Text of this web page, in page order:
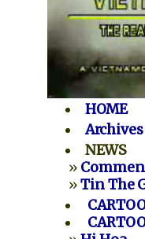
HOME
Archives
NEWS
»
»Tin The